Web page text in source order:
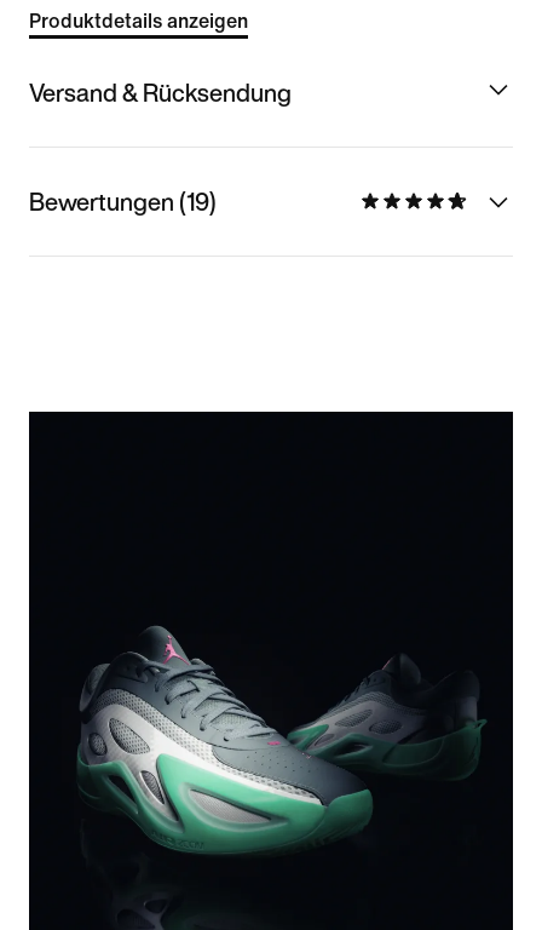
Produktdetails anzeigen
Versand & Rücksendung
Bewertungen (19)